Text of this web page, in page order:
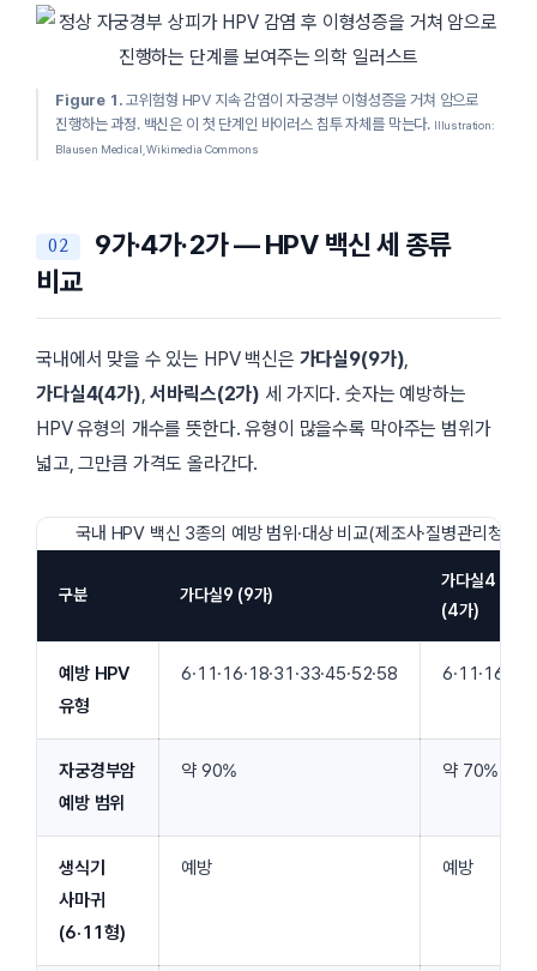
Figure 1. 고위험형 HPV 지속 감염이 자궁경부 이형성증을 거쳐 암으로
진행하는 과정. 백신은 이 첫 단계인 바이러스 침투 자체를 막는다. Illustration:
Blausen Medical, Wikimedia Commons
9가·4가·2가 — HPV 백신 세 종류
비교
국내에서 맞을 수 있는 HPV 백신은 가다실9(9가)
가다실4(4가) ,서바릭스(2가) 세 가지다. 숫자는 예방하는
HPV 유형의 개수를 뜻한다. 유형이 많을수록 막아주는 범위가
넓고, 그만큼 가격도 올라간다.
국내 HPV 백신 3종의 예방 범위·대상 비교(제조사·질병관리청 허
구분 가다실9 (9가)
가다실4
(4가)
예방 HPV
유형
6·11·16·18·31·33·45·52·58 6·11·16·18
자궁경부암
예방 범위
약 90% 약 70%
생식기
사마귀
(6·11형)
예방 예방